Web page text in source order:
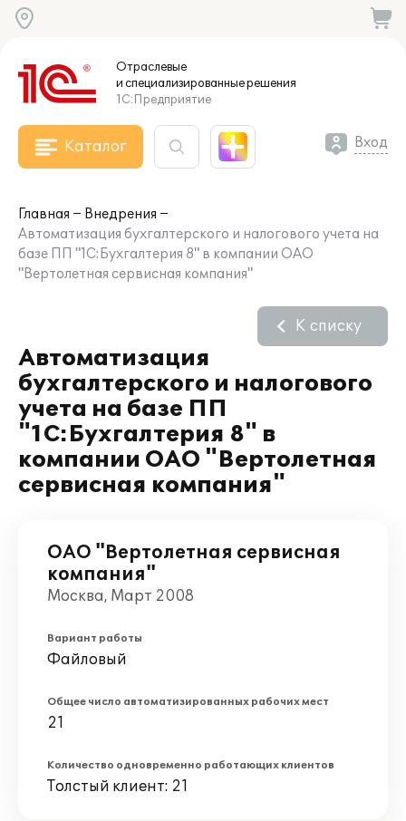
Отраслевые
и специализированныерешения
1С:Предприятие
Каталог Вход
Главная
Внедрения
Автоматизация бухгалтерского и налогового учета на
базе ПП "1С:Бухгалтерия 8" в компании ОАО
"Вертолетная сервисная компания"
Автоматизация
бухгалтерского и налогового
учета на базе ПП
"1С:Бухгалтерия 8" в
компании ОАО "Вертолетная
сервисная компания"
К списку
ОАО "Вертолетная сервисная
компания"
Москва, Март 2008
Вариант работы
Файловый
Общее число автоматизированных рабочих мест
21
Количество одновременно работающих клиентов
Толстый клиент: 21